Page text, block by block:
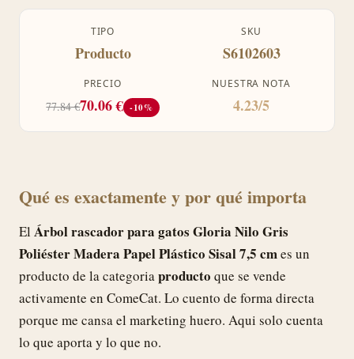
TIPO
Producto
SKU
S6102603
PRECIO
77.84 €70.06 € -10%
NUESTRA NOTA
4.23/5
Qué es exactamente y por qué importa
El Árbol rascador para gatos Gloria Nilo Gris
Poliéster Madera Papel Plástico Sisal 7,5 cmes un
producto de la categoriaproducto que se vende
activamente en ComeCat. Lo cuento de forma directa
porque me cansa el marketing huero. Aqui solo cuenta
lo que aporta y lo que no.